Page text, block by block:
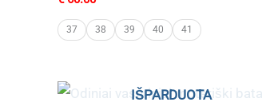
37 38 39 40 41
IŠPARDUOTA